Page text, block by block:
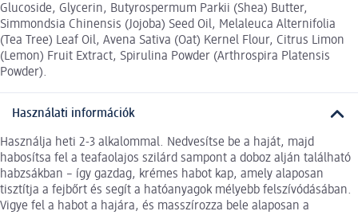
Glucoside, Glycerin, Butyrospermum Parkii (Shea) Butter,
Simmondsia Chinensis (Jojoba) Seed Oil, Melaleuca Alternifolia
(Tea Tree) Leaf Oil, Avena Sativa (Oat) Kernel Flour, Citrus Limon
(Lemon) Fruit Extract, Spirulina Powder (Arthrospira Platensis
Powder).
Használati információk
Használja heti 2-3 alkalommal. Nedvesítse be a haját, majd
habosítsa fel a teafaolajos szilárd sampont a doboz alján található
habzsákban – így gazdag, krémes habot kap, amely alaposan
tisztítja a fejbőrt és segít a hatóanyagok mélyebb felszívódásában.
Vigye fel a habot a hajára, és masszírozza bele alaposan a